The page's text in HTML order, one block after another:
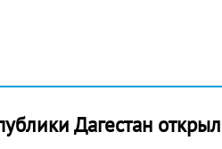
Дагестан